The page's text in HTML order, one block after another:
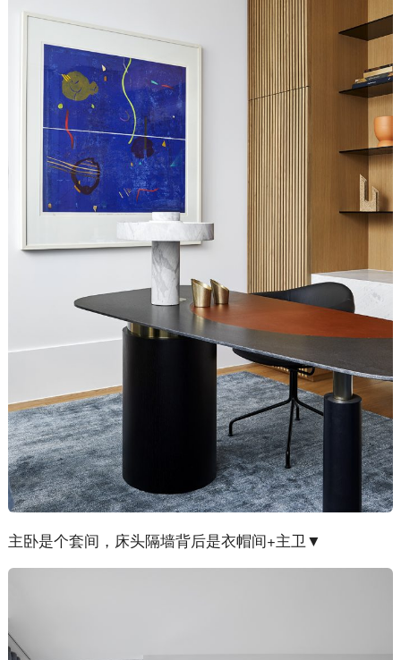
主卧是个套间，床头隔墙背后是衣帽间+主卫▼